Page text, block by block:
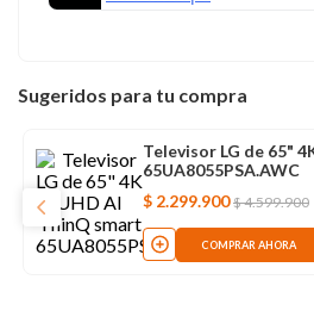
Sugeridos para tu compra
Televisor LG de 65"
65UA8055PSA.AWC
$ 2.299.900 $4.599.900
COMPRAR AHORA